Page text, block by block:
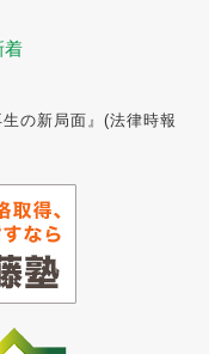
着
の新局面』(法律時報